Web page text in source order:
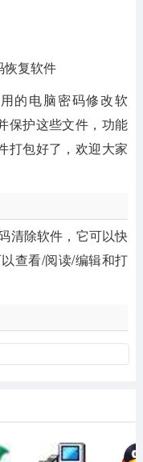
恢复软件
的电脑密码修改软
保护这些文件，功能
打包好了，欢迎大家
清除软件，它可以快
查看/阅读/编辑和打